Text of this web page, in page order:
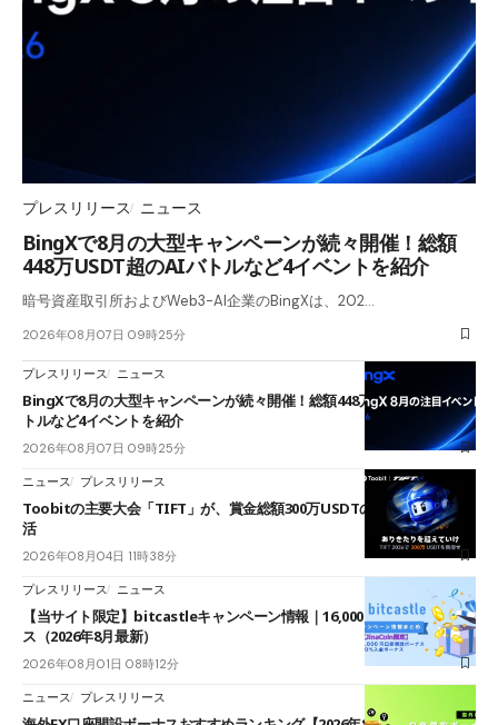
プレスリリース ニュース
BingXで8月の大型キャンペーンが続々開催！総額
448万USDT超のAIバトルなど4イベントを紹介
暗号資産取引所およびWeb3-AI企業のBingXは、202…
2026年08月07日 09時25分
プレスリリース ニュース
BingXで8月の大型キャンペーンが続々開催！総額448万USDT超のAIバ
トルなど4イベントを紹介
2026年08月07日 09時25分
ニュース プレスリリース
Toobitの主要大会「TIFT」が、賞金総額300万USDTのレースとして復
活
2026年08月04日 11時38分
プレスリリース ニュース
【当サイト限定】bitcastleキャンペーン情報｜16,000円口座開設ボーナ
ス（2026年8月最新）
2026年08月01日 08時12分
ニュース プレスリリース